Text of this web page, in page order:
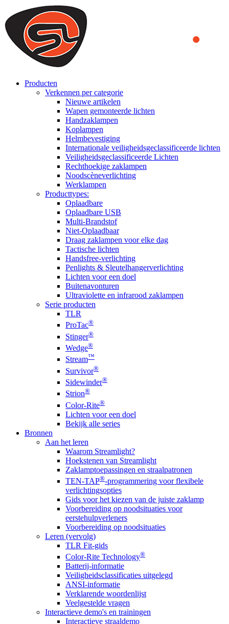
We use cookies to ensure that we provide you the best experience
on our website. By continuing to browse this website, you accept
that cookies are used to help us analyze how the website is used and
to offer you a better experience. To learn more or to find out how
you can disable cookies, you can access our
Producten
Verkennen per categorie
Nieuwe artikelen
Wapen gemonteerde lichten
Handzaklampen
Koplampen
Helmbevestiging
Internationale veiligheidsgeclassificeerde lichten
Veiligheidsgeclassificeerde Lichten
Rechthoekige zaklampen
Noodscèneverlichting
Werklampen
Producttypes:
Oplaadbare
Oplaadbare USB
Multi-Brandstof
Niet-Oplaadbaar
Draag zaklampen voor elke dag
Tactische lichten
Handsfree-verlichting
Penlights & Sleutelhangerverlichting
Lichten voor een doel
Buitenavonturen
Ultraviolette en infrarood zaklampen
Serie producten
TLR
ProTac®
Stinger®
Wedge®
Stream™
Survivor®
Sidewinder®
Strion®
Color-Rite®
Lichten voor een doel
Bekijk alle series
Bronnen
Aan het leren
Waarom Streamlight?
Hoekstenen van Streamlight
Zaklamptoepassingen en straalpatronen
TEN-TAP®-programmering voor flexibele
verlichtingsopties
Gids voor het kiezen van de juiste zaklamp
Voorbereiding op noodsituaties voor
eerstehulpverleners
Voorbereiding op noodsituaties
Leren (vervolg)
TLR Fit-gids
Color-Rite Technology®
Batterij-informatie
Veiligheidsclassificaties uitgelegd
ANSI-informatie
Verklarende woordenlijst
Veelgestelde vragen
Interactieve demo's en trainingen
Interactieve straaldemo